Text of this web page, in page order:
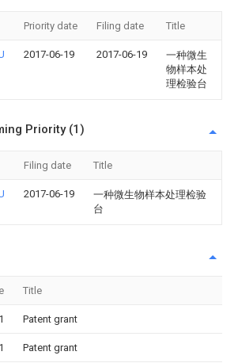
Priority date Filing date Title
2017-06-19 2017-06-19
一种微生
物样本处
理检验台
Priority (1)
Filing date Title
2017-06-19
一种微生物样本处理检验
台
Title
Patent grant
Patent grant